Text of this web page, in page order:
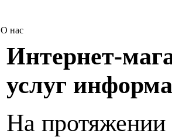
О нас
Интернет-
услуг
На протяжении